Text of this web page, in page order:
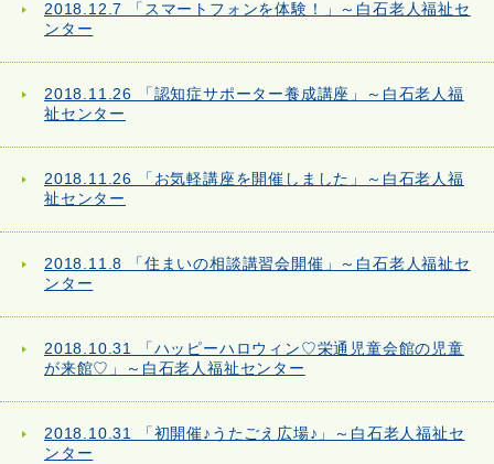
2018.12.7 「スマートフォンを体験！」～白石老人福祉セ
ンター
2018.11.26 「認知症サポーター養成講座」～白石老人福
祉センター
2018.11.26 「お気軽講座を開催しました」～白石老人福
祉センター
2018.11.8 「住まいの相談講習会開催」～白石老人福祉セ
ンター
2018.10.31 「ハッピーハロウィン♡栄通児童会館の児童
が来館♡」～白石老人福祉センター
2018.10.31 「初開催♪うたごえ広場♪」～白石老人福祉セ
ンター